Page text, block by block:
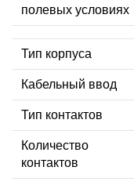
полевых условиях
Тип корпуса
Кабельный ввод
Тип контактов
Количество
контактов